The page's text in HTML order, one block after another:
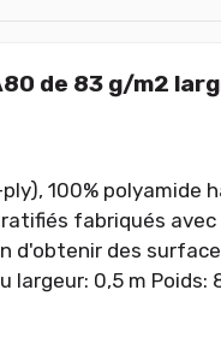
de 83 g/m2
100% polyamide
fabriqués
d'obtenir des
largeur: 0,5 m Poids: